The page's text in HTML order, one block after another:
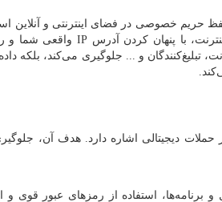
حریم خصوصی در فضای اینترنتی و آنلاین
با پنهان کردن آدرس IPواقعی شما و
تبلیغ‌کنندگان و ... جلوگیری می‌کند، بلکه
حملات دیجیتالی اشاره دارد. هدف آن،
برنامه‌ها، استفاده از رمزهای عبور قوی و